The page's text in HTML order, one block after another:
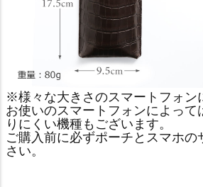
※様々な大きさのスマートフォン
お使いのスマートフォンによって
りにくい機種もございます。
ご購入前に必ずポーチとスマホの
さい。